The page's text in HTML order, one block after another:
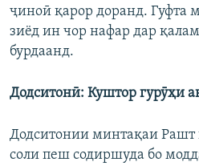
ҷиноӣ қарор доранд. Гуфта
зиёд ин чор нафар дар
бурдаанд.
Додситонӣ: Куштор гурӯҳи
Додситонии минтақаи Рашт
соли пеш содиршуда бо